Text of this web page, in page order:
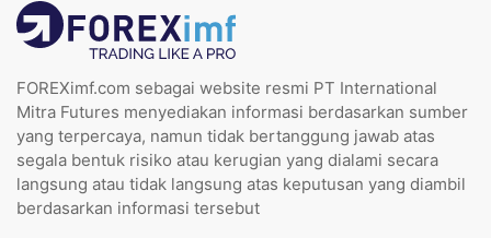
FOREXimf.com sebagai website resmi PT International
Mitra Futures menyediakan informasi berdasarkan sumber
yang terpercaya, namun tidak bertanggung jawab atas
segala bentuk risiko atau kerugian yang dialami secara
langsung atau tidak langsung atas keputusan yang diambil
berdasarkan informasi tersebut